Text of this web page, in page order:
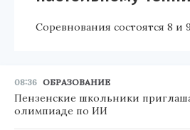
Соревнования состоятся 8 и
08:36 ОБРАЗОВАНИЕ
Пензенские школьники
олимпиаде по ИИ